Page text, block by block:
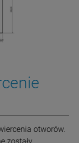
otworów.
zostały